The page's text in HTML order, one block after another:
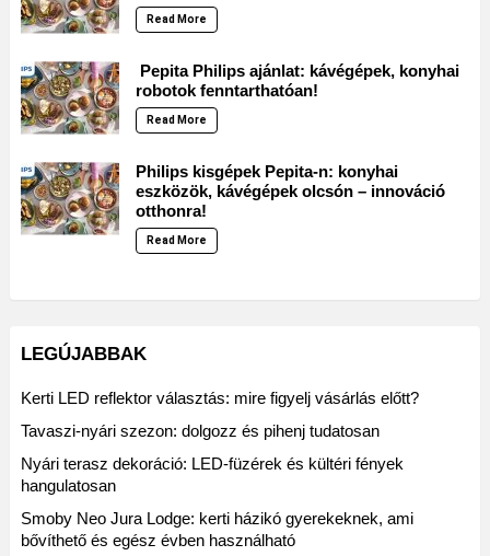
Read More
Pepita Philips ajánlat: kávégépek, konyhai
robotok fenntarthatóan!
Read More
Philips kisgépek Pepita-n: konyhai
eszközök, kávégépek olcsón – innováció
otthonra!
Read More
LEGÚJABBAK
Kerti LED reflektor választás: mire figyelj vásárlás előtt?
Tavaszi-nyári szezon: dolgozz és pihenj tudatosan
Nyári terasz dekoráció: LED-füzérek és kültéri fények
hangulatosan
Smoby Neo Jura Lodge: kerti házikó gyerekeknek, ami
bővíthető és egész évben használható